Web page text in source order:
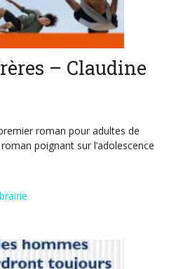
– Claudine
roman pour adultes de
poignant sur l’adolescence